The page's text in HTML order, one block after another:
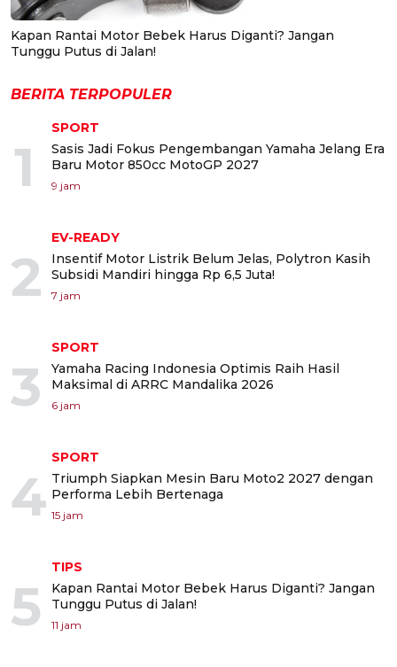
Kapan Rantai Motor Bebek Harus Diganti? Jangan
Tunggu Putus di Jalan!
BERITA TERPOPULER
1
SPORT
Sasis Jadi Fokus Pengembangan Yamaha Jelang Era
Baru Motor 850cc MotoGP 2027
9 jam
2
EV-READY
Insentif Motor Listrik Belum Jelas, Polytron Kasih
Subsidi Mandiri hingga Rp 6,5 Juta!
7 jam
3
SPORT
Yamaha Racing Indonesia Optimis Raih Hasil
Maksimal di ARRC Mandalika 2026
6 jam
4
SPORT
Triumph Siapkan Mesin Baru Moto2 2027 dengan
Performa Lebih Bertenaga
15 jam
5
TIPS
Kapan Rantai Motor Bebek Harus Diganti? Jangan
Tunggu Putus di Jalan!
11 jam